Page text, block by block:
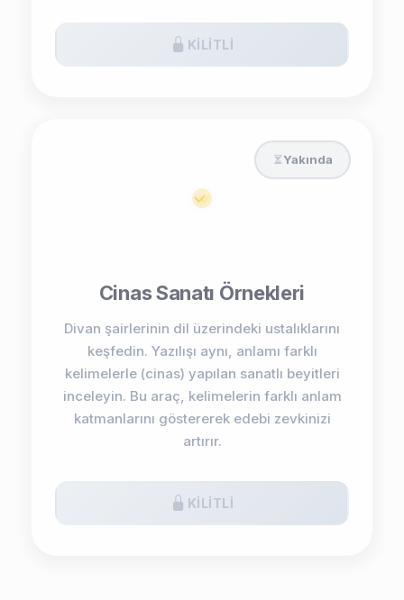
KILITLI
Yakında
Cinas Sanatı Örnekleri
Divan şairlerinin dil üzerindeki ustalıklarını
keşfedin. Yazılışı aynı, anlamı farklı
kelimelerle (cinas) yapılan sanatlı beyitleri
inceleyin. Bu araç, kelimelerin farklı anlam
katmanlarını göstererek edebi zevkinizi
artırır.
KILITLI